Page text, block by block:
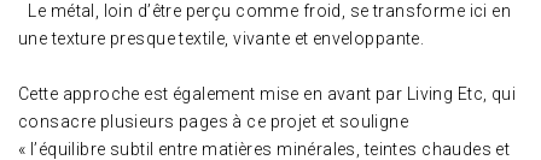
Le métal, loin d’être perçu comme froid, se transforme ici en
une texture presque textile, vivante et enveloppante.
Cette approche est également mise en avant par Living Etc, qui
consacre plusieurs pages à ce projet et souligne
« l’équilibre subtil entre matières minérales, teintes chaudes et